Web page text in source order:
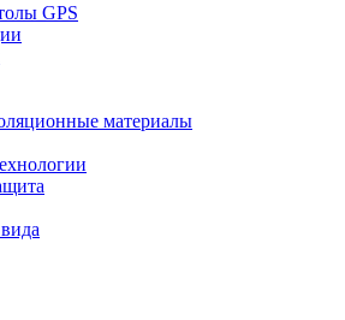
GPS
материалы